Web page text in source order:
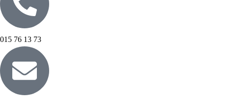
015 76 13 73